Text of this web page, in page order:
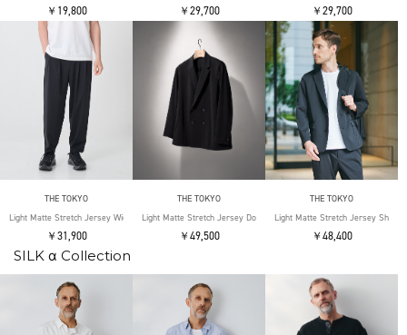
￥19,800 ￥29,700 ￥29,700
THE TOKYO
Light Matte Stretch Jersey Wide Tapered Pants
￥31,900
THE TOKYO
Light Matte Stretch Jersey Double Jacket
￥49,500
THE TOKYO
Light Matte Stretch Jersey Shape
￥48,400
SILK α Collection